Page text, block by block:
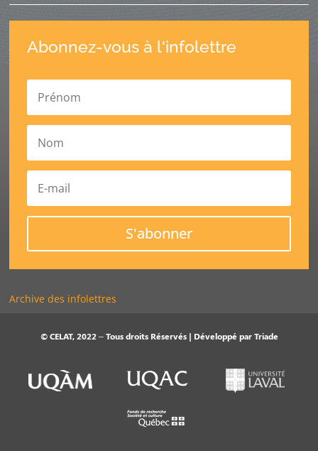
Abonnez-vous à l'infolettre
S'abonner
Archive des infolettres
© CELAT, 2022 – Tous droits Réservés | Développé parTriade